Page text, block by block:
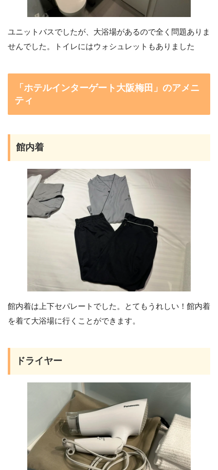
ユニットバスでしたが、大浴場があるので全く問題ありま
せんでした。トイレにはウォシュレットもありました
「ホテルインターゲート大阪梅田」のアメニ
ティ
館内着
館内着は上下セパレートでした。とてもうれしい！館内着
を着て大浴場に行くことができます。
ドライヤー